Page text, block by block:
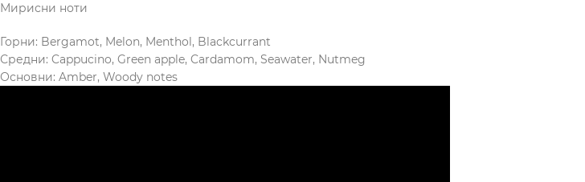
Мирисни ноти
Горни: Bergamot, Melon, Menthol, Blackcurrant
Средни: Cappucino, Green apple, Cardamom, Seawater, Nutmeg
Основни: Amber, Woody notes